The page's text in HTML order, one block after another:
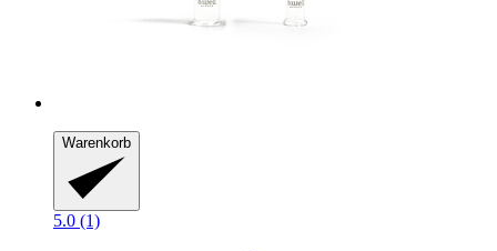
Warenkorb
5.0 (1)